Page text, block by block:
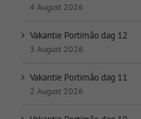
4 August 2026
Vakantie Portimão dag 12
3 August 2026
Vakantie Portimão dag 11
2 August 2026